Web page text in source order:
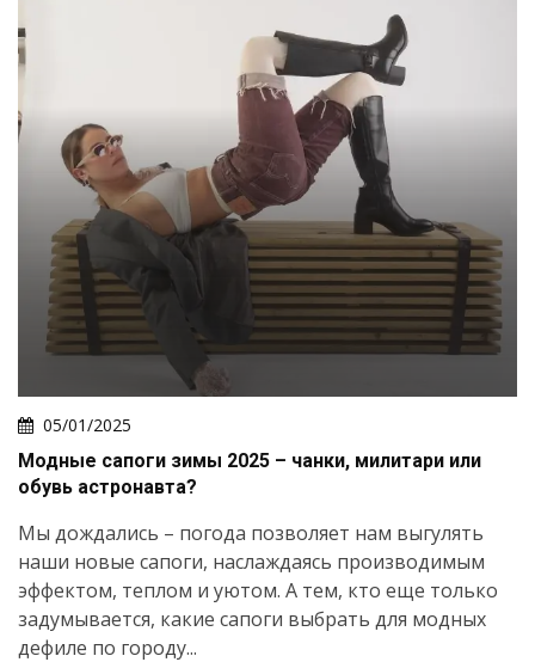
05/01/2025
Модные сапоги зимы 2025 – чанки, милитари или
обувь астронавта?
Мы дождались – погода позволяет нам выгулять
наши новые сапоги, наслаждаясь производимым
эффектом, теплом и уютом. А тем, кто еще только
задумывается, какие сапоги выбрать для модных
дефиле по городу...